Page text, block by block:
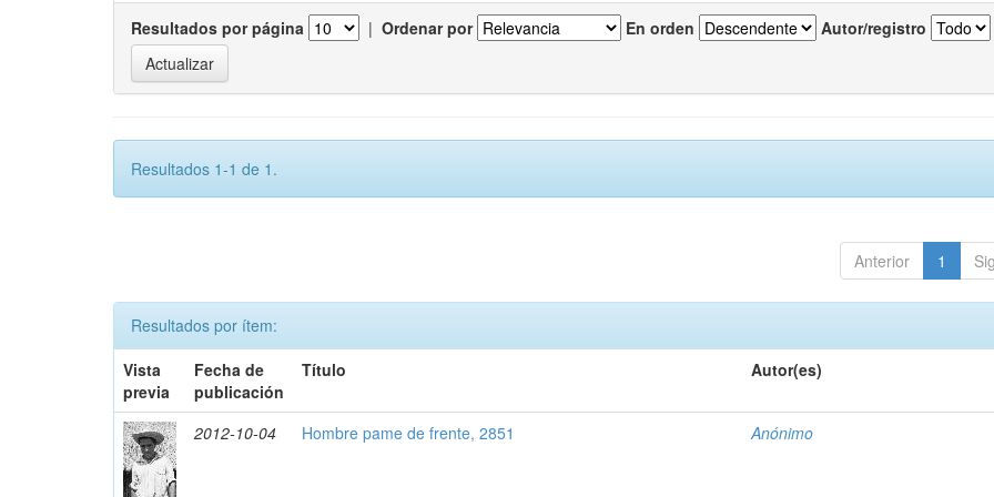
Resultados por página | Ordenar por En orden Autor/registro
Resultados 1-1 de 1.
Anterior 1
Resultados por ítem:
Vista
previa
Fecha de
publicación
Título Autor(es)
2012-10-04 Hombre pame de frente, 2851 Anónimo